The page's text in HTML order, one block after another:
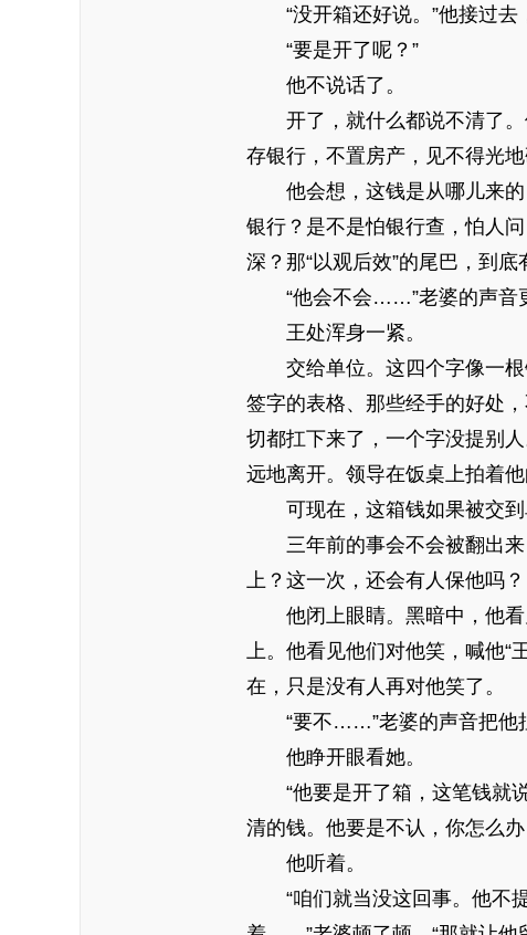
“没开箱还好说。”他接过
“要是开了呢？”
他不说话了。
开了，就什么都说不清了
存银行，不置房产，见不得光
他会想，这钱是从哪儿来
银行？是不是怕银行查，怕人
深？那“以观后效”的尾巴，到底
“他会不会……”老婆的声音
王处浑身一紧。
交给单位。这四个字像一
签字的表格、那些经手的好处
切都扛下来了，一个字没提别
远地离开。领导在饭桌上拍着
可现在，这箱钱如果被交
三年前的事会不会被翻出
上？这一次，还会有人保他吗？
他闭上眼睛。黑暗中，他
上。他看见他们对他笑，喊他“
在，只是没有人再对他笑了。
“要不……”老婆的声音把他
他睁开眼看她。
“他要是开了箱，这笔钱就
清的钱。他要是不认，你怎么
他听着。
“咱们就当没这回事。他不